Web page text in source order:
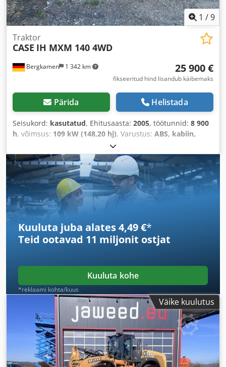
1 /9
Bergkamen 1 342 km
Traktor
CASE IH MXM 140 4WD
25 900 €
fikseeritud hind lisandub käibemaks
Pärida Helistada
Seisukord: kasutatud, Ehitusaasta: 2005, töötunnid: 8 900
h, võimsus: 109 kW (148,20 hj), Varustus: ABS, kabiin,
Kuuluta juba alates 4,49 €*
Teid ootavad 11 miljonit ostjat
Kuuluta kohe
*reklaami kohta/kuus
Väike kuulutus